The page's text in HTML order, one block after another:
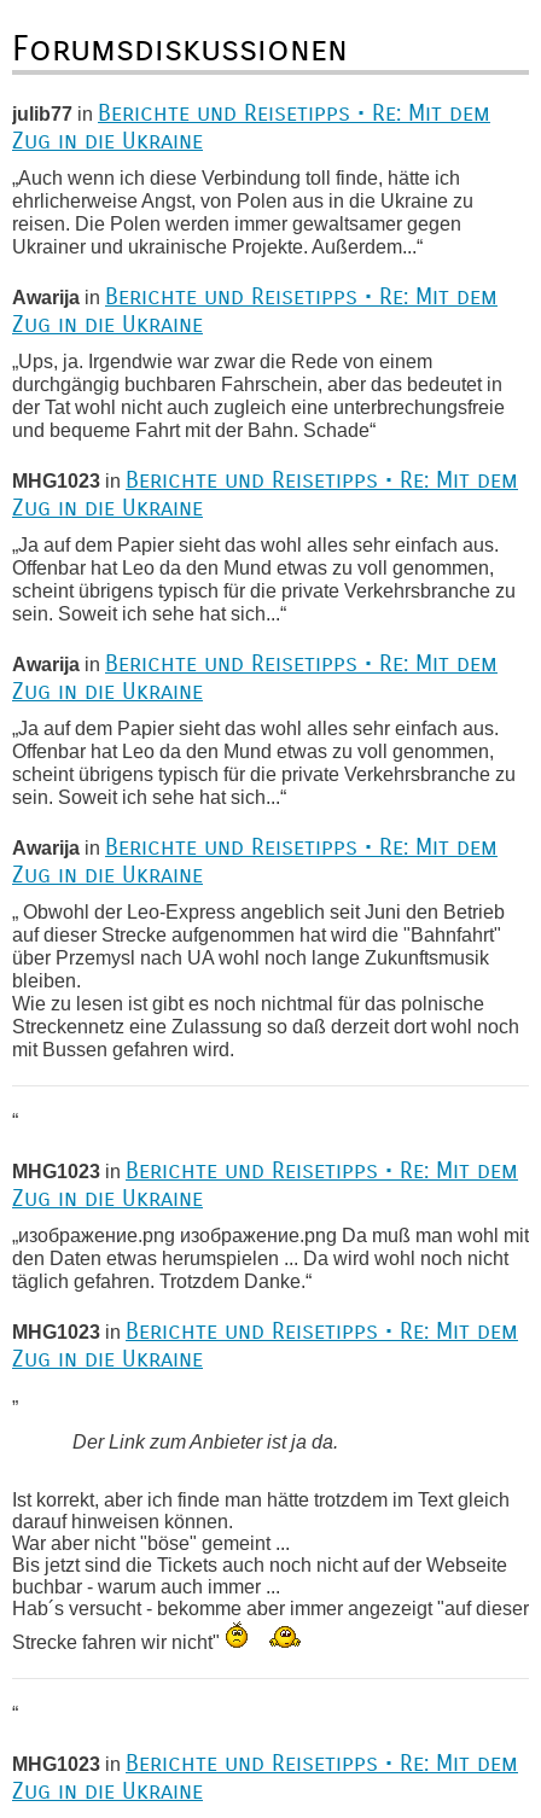
Forumsdiskussionen
julib77 in Berichte und Reisetipps • Re: Mit dem
Zug in die Ukraine
„Auch wenn ich diese Verbindung toll finde, hätte ich
ehrlicherweise Angst, von Polen aus in die Ukraine zu
reisen. Die Polen werden immer gewaltsamer gegen
Ukrainer und ukrainische Projekte. Außerdem...“
Awarija in Berichte und Reisetipps • Re: Mit dem
Zug in die Ukraine
„Ups, ja. Irgendwie war zwar die Rede von einem
durchgängig buchbaren Fahrschein, aber das bedeutet in
der Tat wohl nicht auch zugleich eine unterbrechungsfreie
und bequeme Fahrt mit der Bahn. Schade“
MHG1023 in Berichte und Reisetipps • Re: Mit dem
Zug in die Ukraine
„Ja auf dem Papier sieht das wohl alles sehr einfach aus.
Offenbar hat Leo da den Mund etwas zu voll genommen,
scheint übrigens typisch für die private Verkehrsbranche zu
sein. Soweit ich sehe hat sich...“
Awarija in Berichte und Reisetipps • Re: Mit dem
Zug in die Ukraine
„Ja auf dem Papier sieht das wohl alles sehr einfach aus.
Offenbar hat Leo da den Mund etwas zu voll genommen,
scheint übrigens typisch für die private Verkehrsbranche zu
sein. Soweit ich sehe hat sich...“
Awarija in Berichte und Reisetipps • Re: Mit dem
Zug in die Ukraine
„ Obwohl der Leo-Express angeblich seit Juni den Betrieb
auf dieser Strecke aufgenommen hat wird die "Bahnfahrt"
über Przemysl nach UA wohl noch lange Zukunftsmusik
bleiben.
Wie zu lesen ist gibt es noch nichtmal für das polnische
Streckennetz eine Zulassung so daß derzeit dort wohl noch
mit Bussen gefahren wird.
“
MHG1023 in Berichte und Reisetipps • Re: Mit dem
Zug in die Ukraine
„изображение.png изображение.png Da muß man wohl mit
den Daten etwas herumspielen ... Da wird wohl noch nicht
täglich gefahren. Trotzdem Danke.“
MHG1023 in Berichte und Reisetipps • Re: Mit dem
Zug in die Ukraine
„
Der Link zum Anbieter ist ja da.
Ist korrekt, aber ich finde man hätte trotzdem im Text gleich
darauf hinweisen können.
War aber nicht "böse" gemeint ...
Bis jetzt sind die Tickets auch noch nicht auf der Webseite
buchbar - warum auch immer ...
Hab´s versucht - bekomme aber immer angezeigt "auf dieser
Strecke fahren wir nicht"
“
MHG1023 in Berichte und Reisetipps • Re: Mit dem
Zug in die Ukraine